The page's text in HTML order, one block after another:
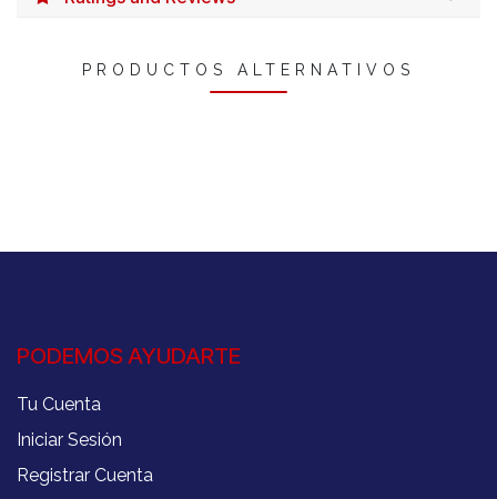
PRODUCTOS ALTERNATIVOS
PODEMOS AYUDARTE
Tu Cuenta
Iniciar Sesión
Registrar Cuenta